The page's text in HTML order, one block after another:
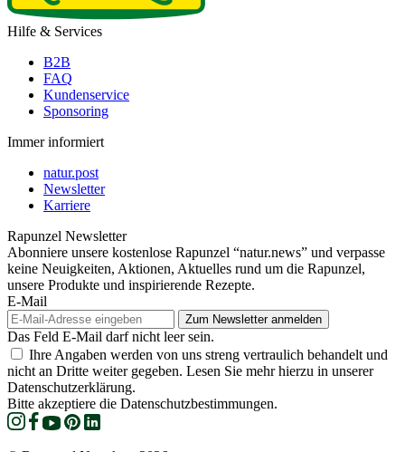
Hilfe & Services
B2B
FAQ
Kundenservice
Sponsoring
Immer informiert
natur.post
Newsletter
Karriere
Rapunzel Newsletter
Abonniere unsere kostenlose Rapunzel “natur.news” und verpasse
keine Neuigkeiten, Aktionen, Aktuelles rund um die Rapunzel,
unsere Produkte und inspirierende Rezepte.
E-Mail
Das Feld E-Mail darf nicht leer sein.
Ihre Angaben werden von uns streng vertraulich behandelt und
nicht an Dritte weiter gegeben. Lesen Sie mehr hierzu in unserer
Datenschutzerklärung.
Bitte akzeptiere die Datenschutzbestimmungen.